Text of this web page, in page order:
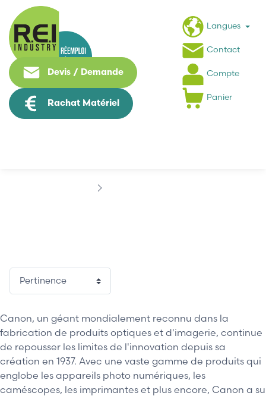
Devis / Demande
Rachat Matériel
Langues
Contact
Compte
Panier
Canon, un géant mondialement reconnu dans la
fabrication de produits optiques et d'imagerie, continue
de repousser les limites de l'innovation depuis sa
création en 1937. Avec une vaste gamme de produits qui
englobe les appareils photo numériques, les
caméscopes, les imprimantes et plus encore, Canon a su